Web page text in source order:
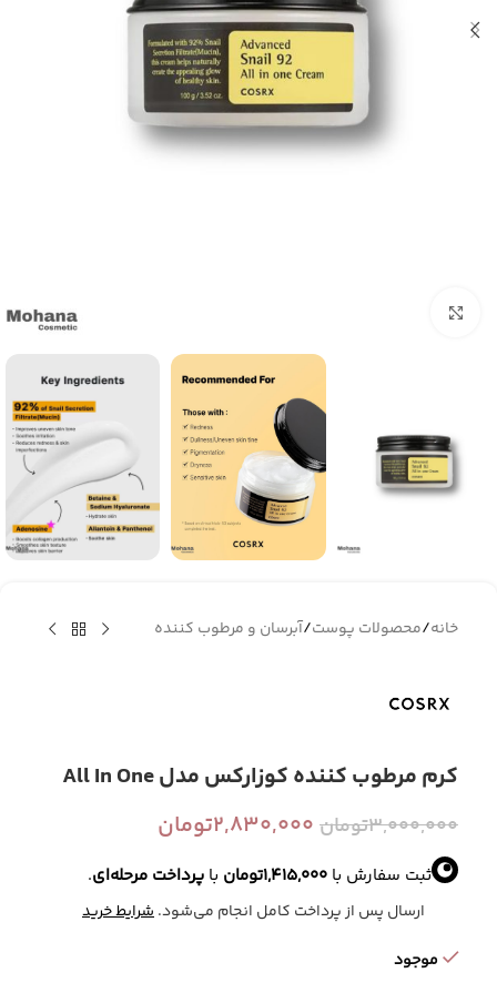
خانه/محصولات پوست/آبرسان و مرطوب کننده
کرم مرطوب کننده کوزارکس مدل All In One
3,000,000تومان 2,830,000تومان
ثبت سفارش با 1,415,000تومان با پرداخت مرحله‌ای.
ارسال پس از پرداخت کامل انجام می‌شود.شرایط خرید
موجود